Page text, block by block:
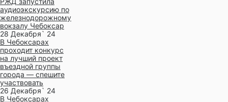
аудиоэкскурсию по
железнодорожному
вокзалу Чебоксар
28 Декабря` 24
В Чебоксарах
проходит конкурс
на лучший проект
въездной группы
города — спешите
участвовать
26 Декабря` 24
В Чебоксарах